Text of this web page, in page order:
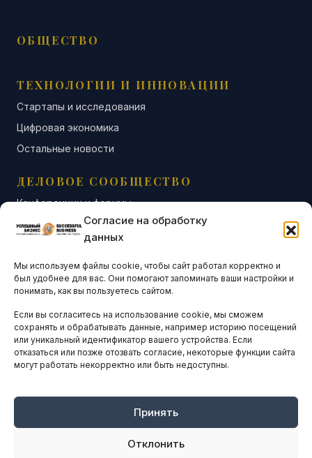
Согласие на обработку
данных
Мы используем файлы cookie, чтобы сайт работал корректно и
был удобнее для вас. Они помогают запоминать ваши настройки и
понимать, как вы пользуетесь сайтом.
Если вы согласитесь на использование cookie, мы сможем
сохранять и обрабатывать данные, например историю посещений
или уникальный идентификатор вашего устройства. Если
отказаться или позже отозвать согласие, некоторые функции сайта
могут работать некорректно или быть недоступны.
Принять
Отклонить
ОБЩЕСТВО
ТЕХНОЛОГИИ И ИННОВАЦИИ
Стартапы и исследования
Цифровая экономика
Остальные новости
ДЕЛОВОЕ СООБЩЕСТВО
Конференции и форумы
Бизнес-клубы и ассоциации
Остальные новости
АНАЛИТИКА И СТАТИСТИКА
ARTICLES IN ENGLISH
НАВИГАЦИЯ
Оплата онлайн